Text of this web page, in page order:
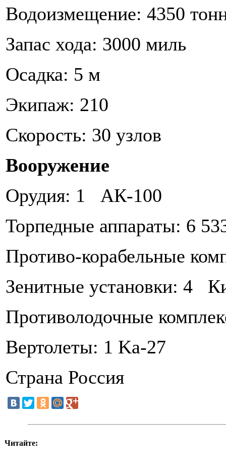
Водоизмещение: 4350
Запас хода: 3000 миль
Осадка: 5 м
Экипаж: 210
Скорость: 30 узлов
Вооружение
Орудия: 1 АК-100
Торпедные аппараты: 6
Противо-корабельные
Зенитные установки: 4
Противолодочные
Вертолеты: 1 Ka-27
Страна Россия
Читайте: